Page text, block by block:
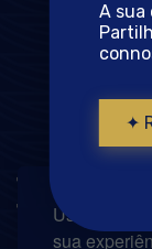
Usamos
sua
A sua
✦